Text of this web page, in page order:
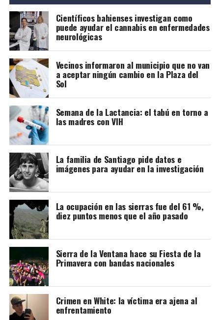
Este grupo ya se había opuesto al proyecto bajo la
gestión de Héctor Gay y ahora de Federico Susbielles.
El principal fundamento es que rechazan la extracción
de árboles, pero también aseguran que las
modificaciones van a borrar la historia.
Cabe recordar que la refuncionalización del Mercado
Municipal incluye modificaciones en la plaza, a fin de
lograr una mancomunión entre los dos espacios y que el
paseo vuelva a tener vida.
La nota que presentaron los vecinos:
Científicos bahienses investigan como
puede ayudar el cannabis en enfermedades
neurológicas
Vecinos informaron al municipio que no van
a aceptar ningún cambio en la Plaza del
Sol
Semana de la Lactancia: el tabú en torno a
las madres con VIH
La familia de Santiago pide datos e
imágenes para ayudar en la investigación
La ocupación en las sierras fue del 61 %,
diez puntos menos que el año pasado
Sierra de la Ventana hace su Fiesta de la
Primavera con bandas nacionales
Crimen en White: la víctima era ajena al
enfrentamiento